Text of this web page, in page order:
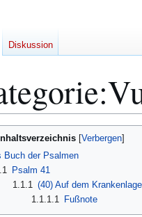
:
Inhaltsverzeichnis
Buch der Psalmen
Psalm 41
1.1.1 (40) Auf dem
1.1.1.1
Fußnote
Diskussion